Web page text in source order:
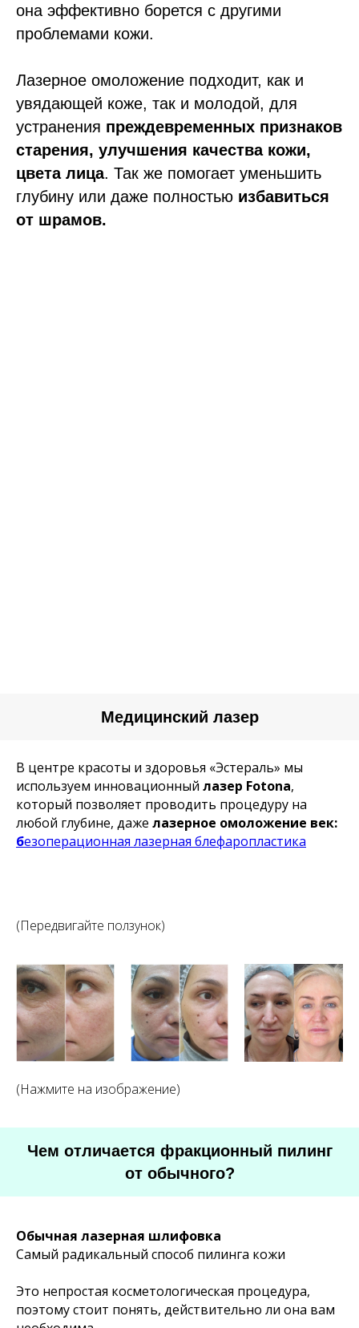
она эффективно борется с другими
проблемами кожи.
Лазерное омоложение подходит, как и
увядающей коже, так и молодой, для
устранения преждевременных признаков
старения, улучшения качества кожи,
цвета лица. Так же помогает уменьшить
глубину или даже полностью избавиться
от шрамов.
Медицинский лазер
В центре красоты и здоровья «Эстераль» мы
используем инновационный лазер Fotona,
который позволяет проводить процедуру на
любой глубине, даже лазерное омоложение век:
безоперационная лазерная блефаропластика
(Передвигайте ползунок)
(Нажмите на изображение)
Чем отличается фракционный пилинг
от обычного?
Обычная лазерная шлифовка
Самый радикальный способ пилинга кожи
Это непростая косметологическая процедура,
поэтому стоит понять, действительно ли она вам